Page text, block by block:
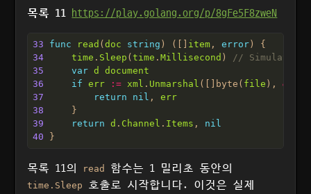
목록 11 https://play.golang.org/p/8gFe5F8zweN
33 func read ( doc string ) ([] item, error
34
time . Sleep ( time . Millisecond )
// Simulate
35
var d
document
36
if err := xml . Unmarshal ([]byte( file ), &
37
return nil , err
38
39
return d . Channel . Items , nil
40
목록 11의 read 함수는 1 밀리초 동안의
time.Sleep
호출로 시작합니다. 이것은 실제